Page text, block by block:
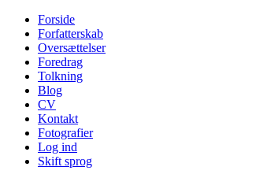
Forside
Forfatterskab
Oversættelser
Foredrag
Tolkning
Blog
CV
Kontakt
Fotografier
Log ind
Skift sprog